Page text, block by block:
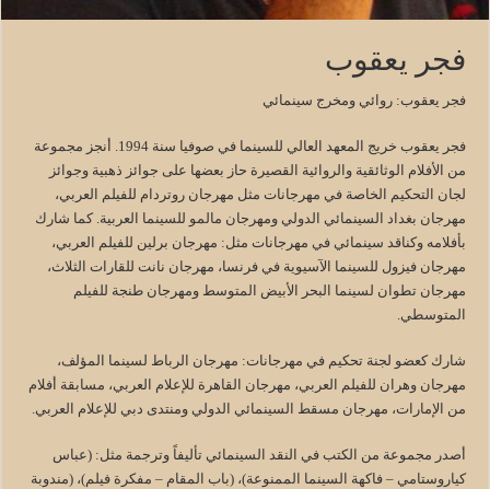
فجر يعقوب
فجر يعقوب: روائي ومخرج سينمائي
فجر يعقوب خريج المعهد العالي للسينما في صوفيا سنة 1994. أنجز مجموعة
من الأفلام الوثائقية والروائية القصيرة حاز بعضها على جوائز ذهبية وجوائز
لجان التحكيم الخاصة في مهرجانات مثل مهرجان روتردام للفيلم العربي،
مهرجان بغداد السينمائي الدولي ومهرجان مالمو للسينما العربية. كما شارك
بأفلامه وكناقد سينمائي في مهرجانات مثل: مهرجان برلين للفيلم العربي،
مهرجان فيزول للسينما الآسيوية في فرنسا، مهرجان نانت للقارات الثلاث،
مهرجان تطوان لسينما البحر الأبيض المتوسط ومهرجان طنجة للفيلم
المتوسطي.
شارك كعضو لجنة تحكيم في مهرجانات: مهرجان الرباط لسينما المؤلف،
مهرجان وهران للفيلم العربي، مهرجان القاهرة للإعلام العربي، مسابقة أفلام
من الإمارات، مهرجان مسقط السينمائي الدولي ومنتدى دبي للإعلام العربي.
أصدر مجموعة من الكتب في النقد السينمائي تأليفاً وترجمة مثل: (عباس
كياروستامي – فاكهة السينما الممنوعة)، (باب المقام – مفكرة فيلم)، (مندوبة